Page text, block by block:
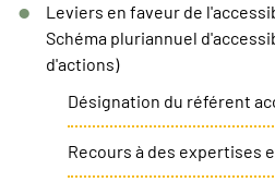
Leviers en faveur de
Schéma pluriannuel
d'actions)
Désignation du référent
Recours à des expertises